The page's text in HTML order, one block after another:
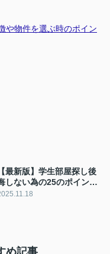
や物件を選ぶ時のポイン
【最新版】学生部屋探し後
しない為の25のポイント
貸のプロがご紹介
め記事